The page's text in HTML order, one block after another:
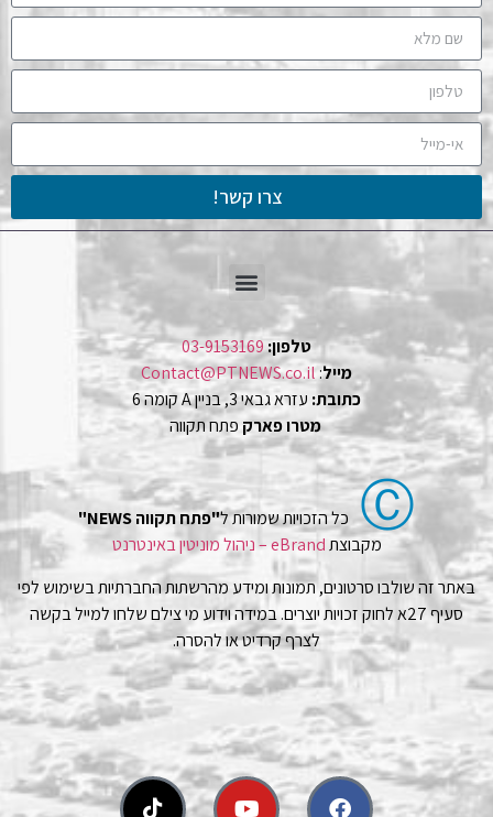
צרו קשר!
טלפון:03-9153169
מייל:
Contact@PTNEWS.co.il
כתובת: עזרא גבאי 3, בניין A קומה 6
מטרו פארק פתח תקווה
Ⓒ כל הזכויות שמורות ל"פתח תקווה NEWS"
מקבוצתeBrand – ניהול מוניטין באינטרנט
באתר זה שולבו סרטונים, תמונות ומידע מהרשתות החברתיות בשימוש לפי
סעיף 27א לחוק זכויות יוצרים. במידה וידוע מי צילם שלחו למייל בקשה
לצרף קרדיט או להסרה.